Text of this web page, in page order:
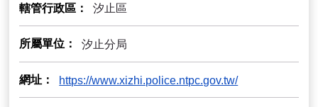
轄管行政區 汐止區
所屬單位 汐止分局
網址 https://www.xizhi.police.ntpc.gov.tw/